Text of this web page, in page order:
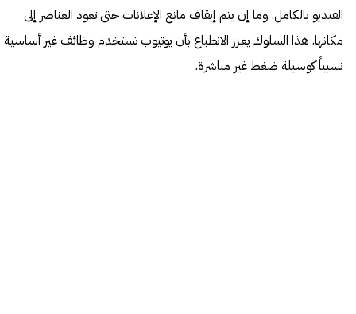
الفيديو بالكامل. وما إن يتم إيقاف مانع الإعلانات حتى تعود العناصر إلى
مكانها. هذا السلوك يعزز الانطباع بأن يوتيوب تستخدم وظائف غير أساسية
نسبياً كوسيلة ضغط غير مباشرة.